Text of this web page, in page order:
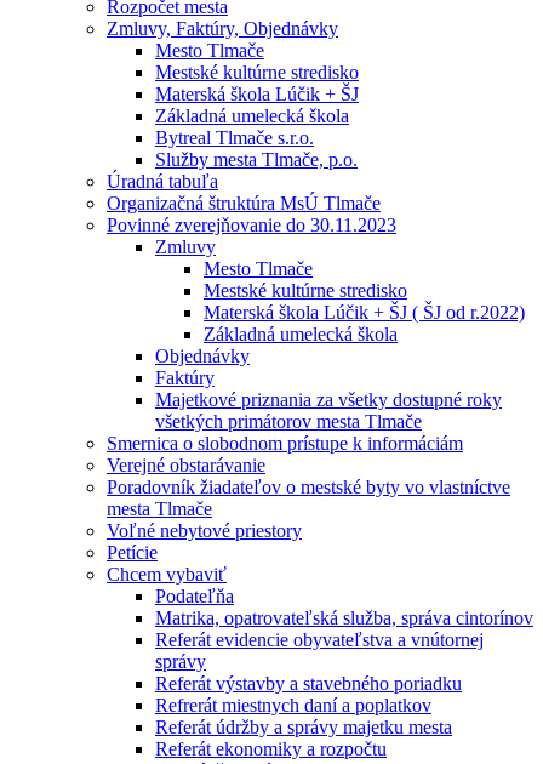
Rozpočet mesta
Zmluvy, Faktúry, Objednávky
Mesto Tlmače
Mestské kultúrne stredisko
Materská škola Lúčik + ŠJ
Základná umelecká škola
Bytreal Tlmače s.r.o.
Služby mesta Tlmače, p.o.
Úradná tabuľa
Organizačná štruktúra MsÚ Tlmače
Povinné zverejňovanie do 30.11.2023
Zmluvy
Mesto Tlmače
Mestské kultúrne stredisko
Materská škola Lúčik + ŠJ ( ŠJ od r.2022)
Základná umelecká škola
Objednávky
Faktúry
Majetkové priznania za všetky dostupné roky
všetkých primátorov mesta Tlmače
Smernica o slobodnom prístupe k informáciám
Verejné obstarávanie
Poradovník žiadateľov o mestské byty vo vlastníctve
mesta Tlmače
Voľné nebytové priestory
Petície
Chcem vybaviť
Podateľňa
Matrika, opatrovateľská služba, správa cintorínov
Referát evidencie obyvateľstva a vnútornej
správy
Referát výstavby a stavebného poriadku
Refrerát miestnych daní a poplatkov
Referát údržby a správy majetku mesta
Referát ekonomiky a rozpočtu